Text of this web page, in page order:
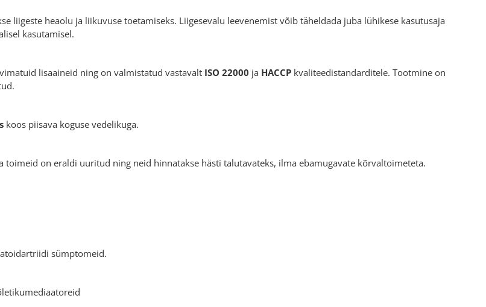
liigeste heaolu ja liikuvuse toetamiseks. Liigesevalu leevenemist võib täheldada juba lühikese kasutusaja
kasutamisel.
lisaaineid ning on valmistatud vastavalt ISO 22000 ja HACCP kvaliteedistandarditele. Tootmine on
koos piisava koguse vedelikuga.
toimeid on eraldi uuritud ning neid hinnatakse hästi talutavateks, ilma ebamugavate kõrvaltoimeteta.
sümptomeid.